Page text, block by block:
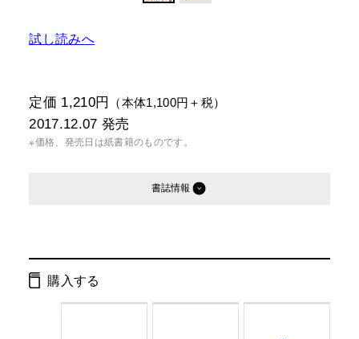
試し読みへ
定価 1,210円 （本体1,100円＋税）
2017.12.07 発売
※価格、発売日は紙書籍のものです。
書誌情報
ページ数：
購入する